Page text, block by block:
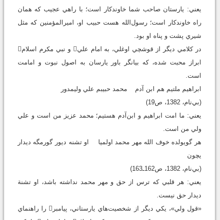
يعني: يارستان صاحب شما خاوندکار است؛ با راهي عجيب که همان
راه خاوندکار است؛ رسول‌الله هست حبيب او، اميرالمؤمنين که مثل
شيري پشت و پناه او بود.
در کلامي ديگر از قوشچي اوغلي، به امام علي و نبي مکرم اسلام
ابراز محبت شده، که بيانگر باور يارسان به اصول نبوت و امامت
است.
ابراهيم ملتيم هم ابن آدم محمد حبيبم علي وليمدور
(بي‌نام، 1382، ص19)
يعني: ما امت ابراهيم و ابن‌آدم هستيم؛ محمد عزيز من است و علي
ولي من است.
هر گويولده خوف الله مهر محمد اولميا او تشنه ديور گورمگه ديدار
يچون
(بي‌نام، 1382، ص162ـ163)
يعني: هر قلبي که ترس از حق و مهر محمد نداشته باشد، او تشنة
ديدار حق نيست.
«قول ولي»، يکي ديگر از شخصيت‌هاي يارستاني، پيامبر را راهنماي